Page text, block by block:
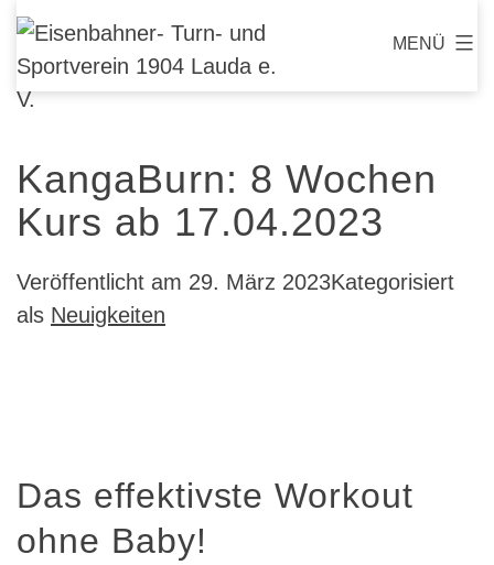
Zum
Inhalt
springen
Eisenbahner-
Turn-
und
1904
Lauda
e.
V.
MENÜ
KangaBurn: 8 Wochen
Kurs ab 17.04.2023
Veröffentlicht am 29. März 2023Kategorisiert
als Neuigkeiten
Das effektivste Workout
ohne Baby!